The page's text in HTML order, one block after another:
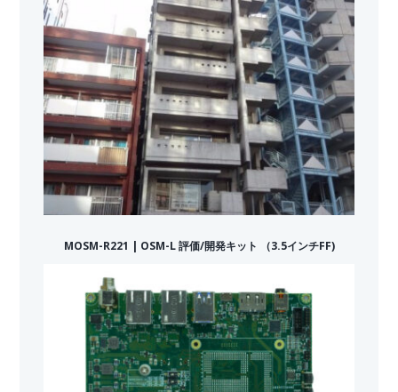
MOSM-R221 | OSM-L 評価/開発キット （3.5インチFF)